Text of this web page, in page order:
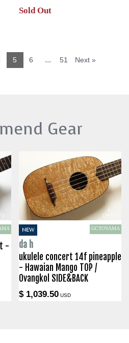
Sold Out
5 6 ... 51 Next »
Gear
-
NEW GCTOYAMA
da h
ukulele concert 14f pineapple
- Hawaian Mango TOP /
Ovangkol SIDE&BACK
$ 1,039.50USD